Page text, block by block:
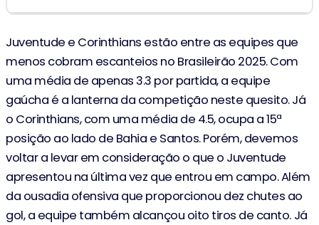
Juventude e Corinthians estão entre as equipes que
menos cobram escanteios no Brasileirão 2025. Com
uma média de apenas 3.3 por partida, a equipe
gaúcha é a lanterna da competição neste quesito. Já
o Corinthians, com uma média de 4.5, ocupa a 15ª
posição ao lado de Bahia e Santos. Porém, devemos
voltar a levar em consideração o que o Juventude
apresentou na última vez que entrou em campo. Além
da ousadia ofensiva que proporcionou dez chutes ao
gol, a equipe também alcançou oito tiros de canto. Já